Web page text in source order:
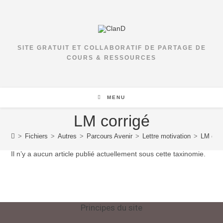
SITE GRATUIT ET COLLABORATIF DE PARTAGE DE
COURS & RESSOURCES
MENU
LM corrigé
> Fichiers > Autres > Parcours Avenir > Lettre motivation > LM
Il n’y a aucun article publié actuellement sous cette taxinomie.
Principes du site